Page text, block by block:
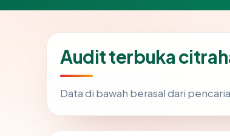
Audit terbuka
Data di bawah berasal dari